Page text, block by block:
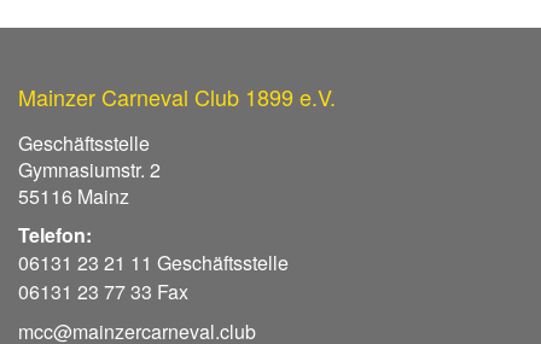
Mainzer Carneval Club 1899 e.V.
Geschäftsstelle
Gymnasiumstr. 2
55116 Mainz
Telefon:
06131 23 21 11 Geschäftsstelle
06131 23 77 33 Fax
mcc@mainzercarneval.club